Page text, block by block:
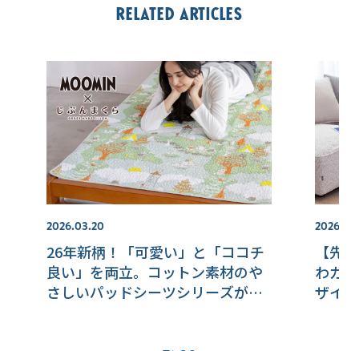
Related articles
2026.03.20
26年新柄！「可愛い」と「ココチ
良い」を両立。コットン素材のや
さしいパッドシーツシリーズが今
【先
わガ
ザイ